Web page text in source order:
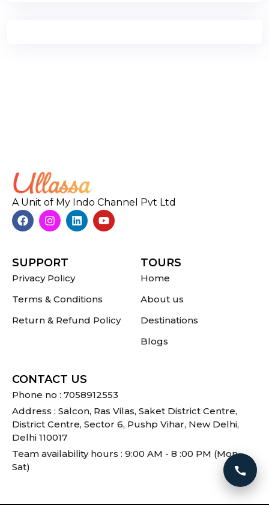
A Unit of My Indo Channel Pvt Ltd
SUPPORT
Privacy Policy
Terms & Conditions
Return & Refund Policy
TOURS
Home
About us
Destinations
Blogs
CONTACT US
Phone no : 7058912553
Address : Salcon, Ras Vilas, Saket District Centre,
District Centre, Sector 6, Pushp Vihar, New Delhi,
Delhi 110017
Team availability hours : 9:00 AM - 8 :00 PM (Mon -
Sat)
Call